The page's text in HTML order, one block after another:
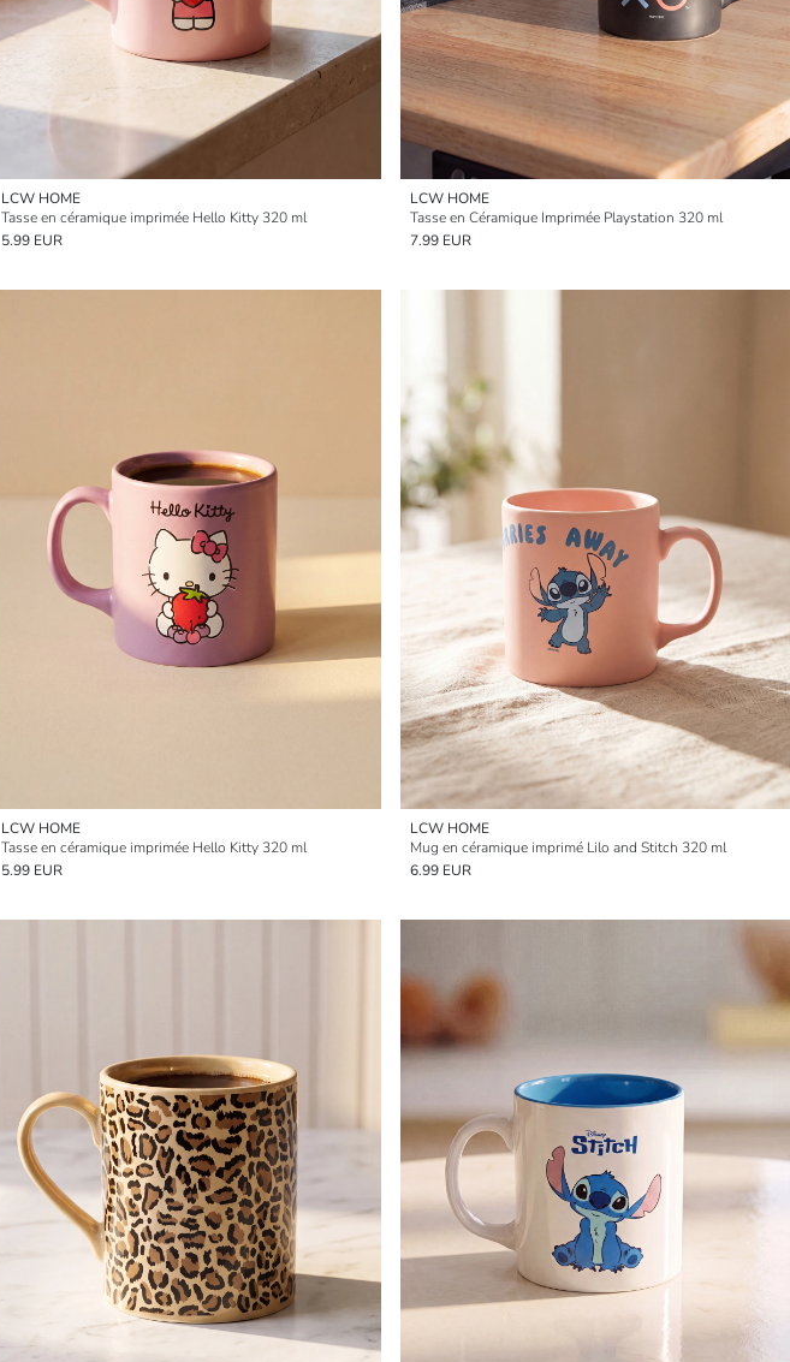
LCW HOME
Tasse en céramique imprimée Hello Kitty 320 ml
5.99 EUR
LCW HOME
Tasse en Céramique Imprimée Playstation 320 ml
7.99 EUR
LCW HOME
Tasse en céramique imprimée Hello Kitty 320 ml
5.99 EUR
LCW HOME
Mug en céramique imprimé Lilo and Stitch 320 ml
6.99 EUR